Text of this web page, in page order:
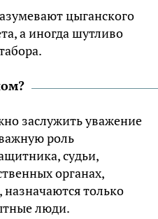
цыганского
а иногда шутливо
заслужить уважение
роль
судьи,
органах,
только
люди.